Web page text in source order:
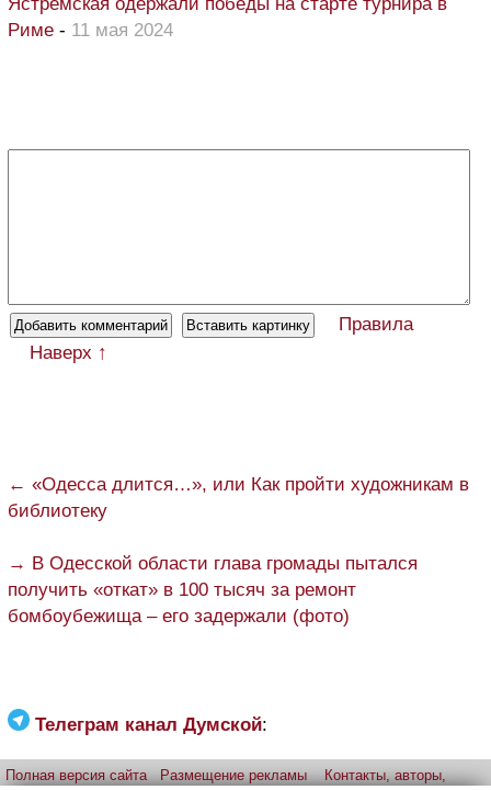
Риме - 11 мая 2024
Правила
Наверх ↑
← «Одесса длится…», или Как пройти художникам в
библиотеку
→ В Одесской области глава громады пытался
получить «откат» в 100 тысяч за ремонт
бомбоубежища – его задержали (фото)
Телеграм канал Думской:
Полная версия сайта Размещение рекламы Контакты, авторы,